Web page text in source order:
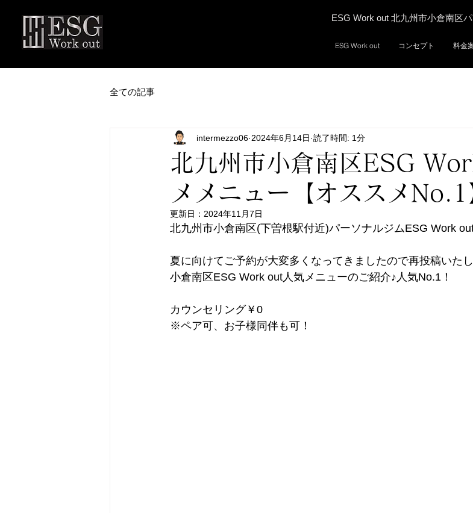
ESG Work out 北九州市小倉南区
ESG Work out コンセプト 料金
全ての記事
北九州市小倉南区ESG
メメニュー【オススメNo.1
intermezzo06 2024年6月14日 読了時間: 1分
更新日： 2024年11月7日
北九州市小倉南区(下曽根駅付近)パーソナルジムESG Work
夏に向けてご予約が大変多くなってきましたので再投稿いたし
小倉南区ESG Work out人気メニューのご紹介♪人気No.1！
カウンセリング￥0
※ペア可、お子様同伴も可！